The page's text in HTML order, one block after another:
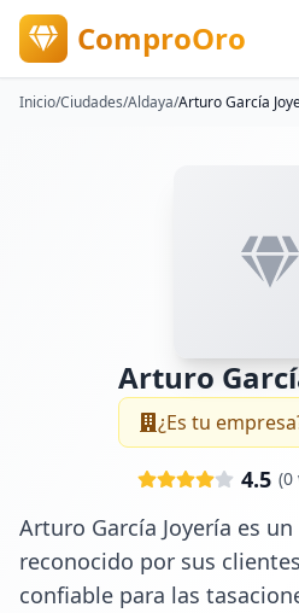
ComproOro
Inicio/Ciudades/Aldaya/Arturo García
Arturo
¿Es tu
4.5 (0
Arturo García Joyería es
reconocido por sus
confiable para las